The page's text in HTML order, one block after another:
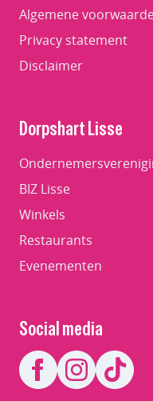
Algemene
Privacy statement
Disclaimer
Dorpshart Lisse
BIZ Lisse
Winkels
Restaurants
Evenementen
Social media